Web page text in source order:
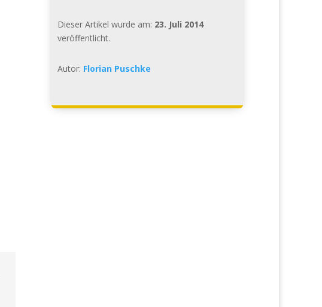
Dieser Artikel wurde am: 23. Juli 2014
veröffentlicht.
Autor: Florian Puschke